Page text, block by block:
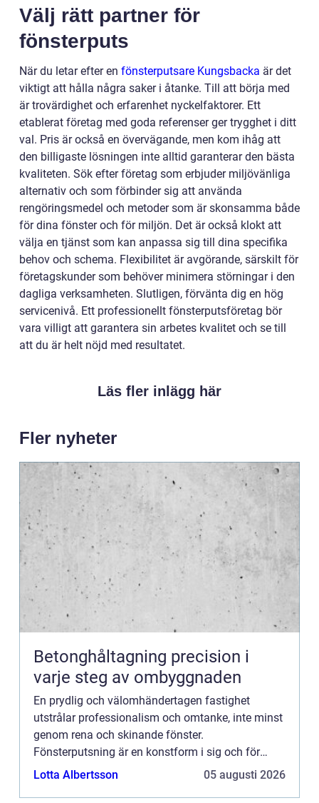
Välj rätt partner för
fönsterputs
När du letar efter en fönsterputsare Kungsbacka är det
viktigt att hålla några saker i åtanke. Till att börja med
är trovärdighet och erfarenhet nyckelfaktorer. Ett
etablerat företag med goda referenser ger trygghet i ditt
val. Pris är också en övervägande, men kom ihåg att
den billigaste lösningen inte alltid garanterar den bästa
kvaliteten. Sök efter företag som erbjuder miljövänliga
alternativ och som förbinder sig att använda
rengöringsmedel och metoder som är skonsamma både
för dina fönster och för miljön. Det är också klokt att
välja en tjänst som kan anpassa sig till dina specifika
behov och schema. Flexibilitet är avgörande, särskilt för
företagskunder som behöver minimera störningar i den
dagliga verksamheten. Slutligen, förvänta dig en hög
servicenivå. Ett professionellt fönsterputsföretag bör
vara villigt att garantera sin arbetes kvalitet och se till
att du är helt nöjd med resultatet.
Läs fler inlägg här
Fler nyheter
Betonghåltagning precision i
varje steg av ombyggnaden
En prydlig och välomhändertagen fastighet
utstrålar professionalism och omtanke, inte minst
genom rena och skinande fönster.
Fönsterputsning är en konstform i sig och för
invånarna i Kungsbacka och dess omnej...
Lotta Albertsson 05 augusti 2026